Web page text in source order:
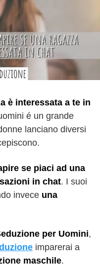
è interessata a te in
é un grande
lanciano diversi
se piaci ad una
in chat. I suoi
invece una
per Uomini,
imparerai a
maschile.